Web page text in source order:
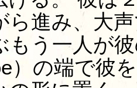
ら進み、大
もう一人が
）の端で彼